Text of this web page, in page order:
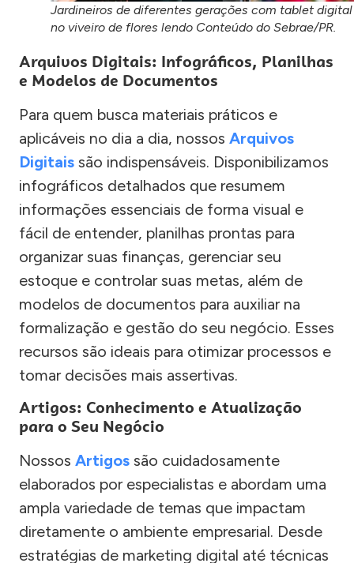
Jardineiros de diferentes gerações com tablet digital
no viveiro de flores lendo Conteúdo do Sebrae/PR.
Arquivos Digitais: Infográficos, Planilhas
e Modelos de Documentos
Para quem busca materiais práticos e
aplicáveis no dia a dia, nossos Arquivos
Digitais são indispensáveis. Disponibilizamos
infográficos detalhados que resumem
informações essenciais de forma visual e
fácil de entender, planilhas prontas para
organizar suas finanças, gerenciar seu
estoque e controlar suas metas, além de
modelos de documentos para auxiliar na
formalização e gestão do seu negócio. Esses
recursos são ideais para otimizar processos e
tomar decisões mais assertivas.
Artigos: Conhecimento e Atualização
para o Seu Negócio
Nossos Artigos são cuidadosamente
elaborados por especialistas e abordam uma
ampla variedade de temas que impactam
diretamente o ambiente empresarial. Desde
estratégias de marketing digital até técnicas